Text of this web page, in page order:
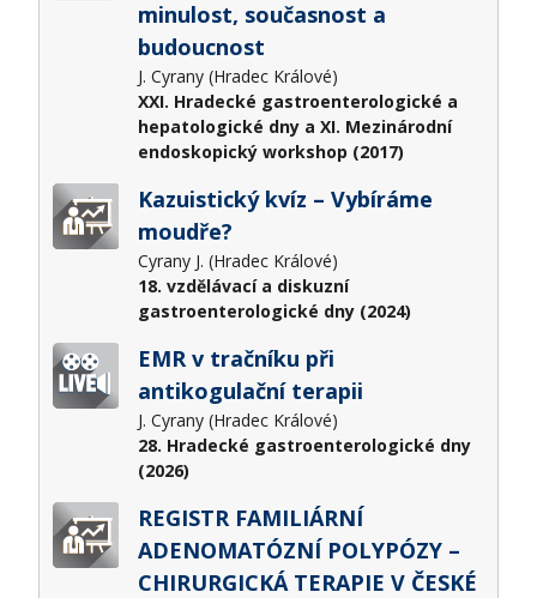
minulost, současnost a
budoucnost
J. Cyrany (Hradec Králové)
XXI. Hradecké gastroenterologické a
hepatologické dny a XI. Mezinárodní
endoskopický workshop (2017)
Kazuistický kvíz – Vybíráme
moudře?
Cyrany J. (Hradec Králové)
18. vzdělávací a diskuzní
gastroenterologické dny (2024)
EMR v tračníku při
antikogulační terapii
J. Cyrany (Hradec Králové)
28. Hradecké gastroenterologické dny
(2026)
REGISTR FAMILIÁRNÍ
ADENOMATÓZNÍ POLYPÓZY –
CHIRURGICKÁ TERAPIE V ČESKÉ